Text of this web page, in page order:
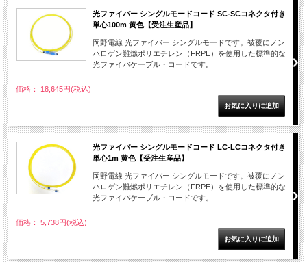
光ファイバー シングルモードコード SC-SCコネクタ付き
単心100m 黄色【受注生産品】
岡野電線 光ファイバー シングルモードです。被覆にノン
ハロゲン難燃ポリエチレン（FRPE）を使用した標準的な
光ファイバケーブル・コードです。
価格： 18,645円(税込)
光ファイバー シングルモードコード LC-LCコネクタ付き
単心1m 黄色【受注生産品】
岡野電線 光ファイバー シングルモードです。被覆にノン
ハロゲン難燃ポリエチレン（FRPE）を使用した標準的な
光ファイバケーブル・コードです。
価格： 5,738円(税込)